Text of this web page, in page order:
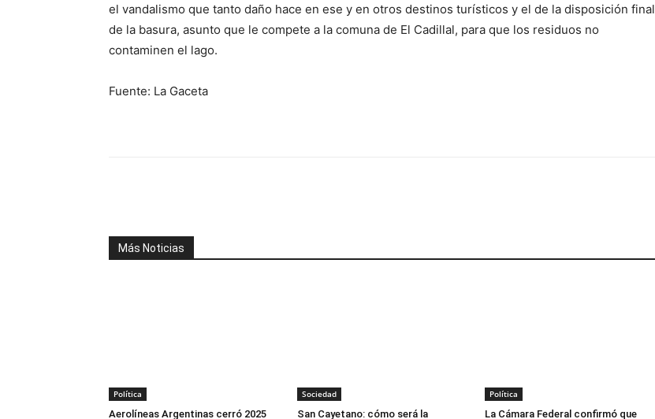
el vandalismo que tanto daño hace en ese y en otros destinos turísticos y el de la disposición final
de la basura, asunto que le compete a la comuna de El Cadillal, para que los residuos no
contaminen el lago.
Fuente: La Gaceta
Más Noticias
Política
Aerolíneas Argentinas cerró 2025
Sociedad
San Cayetano: cómo será la
Política
La Cámara Federal confirmó que